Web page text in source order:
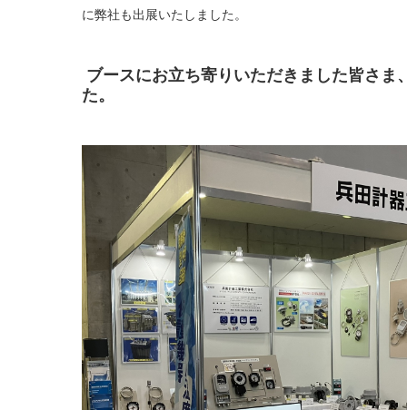
に弊社も出展いたしました。
ブースにお立ち寄りいただきました皆さま
た。